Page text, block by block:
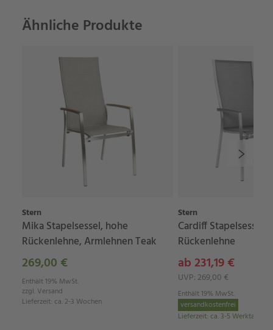
Ähnliche Produkte
Stern
Mika Stapelsessel, hohe
Rückenlehne, Armlehnen Teak
269,00 €
Enthält 19% MwSt.
zzgl. Versand
Lieferzeit: ca. 2-3 Wochen
Stern
Cardiff Stapelsessel,
Rückenlehne
ab 231,19 €
UVP: 269,00 €
Enthält 19% MwSt.
versandkostenfrei
Lieferzeit: ca. 3-5 Werktage